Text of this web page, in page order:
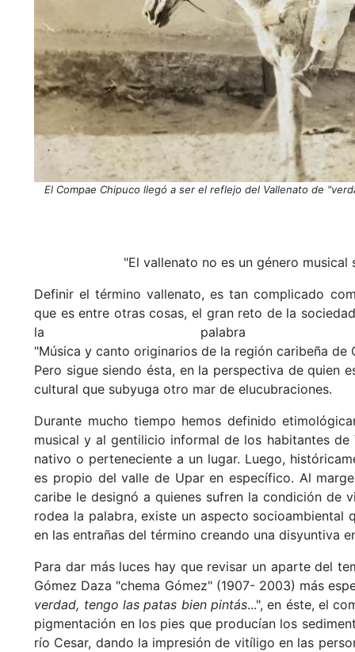
El Compae Chipuco llegó a ser el reflejo del Vallenato de
"El vallenato no es un género
Definir el término vallenato, es tan complicado
que es entre otras cosas, el gran reto de la
la palabra
"Música y canto originarios de la región caribeña
Pero sigue siendo ésta, en la perspectiva de quien
cultural que subyuga otro mar de elucubraciones.
Durante mucho tiempo hemos definido
musical y al gentilicio informal de los habitantes
nativo o perteneciente a un lugar. Luego,
es propio del valle de Upar en específico. Al
caribe le designó a quienes sufren la condición de
rodea la palabra, existe un aspecto
en las entrañas del término creando una disyuntiva
Para dar más luces hay que revisar un aparte del
Gómez Daza "chema Gómez" (1907- 2003) más
verdad, tengo las patas bien pintás...", en éste, el
pigmentación en los pies que producían los
río Cesar, dando la impresión de vitíligo en las